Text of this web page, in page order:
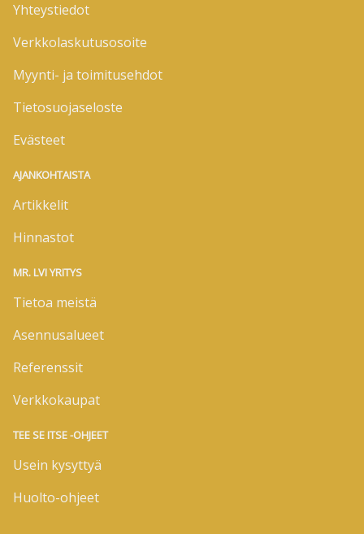
Yhteystiedot
Verkkolaskutusosoite
Myynti- ja toimitusehdot
Tietosuojaseloste
Evästeet
AJANKOHTAISTA
Artikkelit
Hinnastot
MR. LVI YRITYS
Tietoa meistä
Asennusalueet
Referenssit
Verkkokaupat
TEE SE ITSE -OHJEET
Usein kysyttyä
Huolto-ohjeet